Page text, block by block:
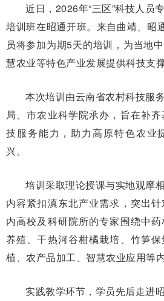
近日，2026年“三区”科技人员
培训班在昭通开班。来自曲靖、昭
员将参加为期5天的培训，为当地
慧农业等特色产业发展提供科技支撑
本次培训由云南省农村科技服
局、市农业科学院承办，旨在补
技服务能力，助力高原特色农业
兴。
培训采取理论授课与实地观摩
内容紧扣滇东北产业需求，突出
内高校及科研院所的专家围绕中
养殖、干热河谷柑橘栽培、竹笋
植、农产品加工、智慧农业应用等
实践教学环节，学员先后走进